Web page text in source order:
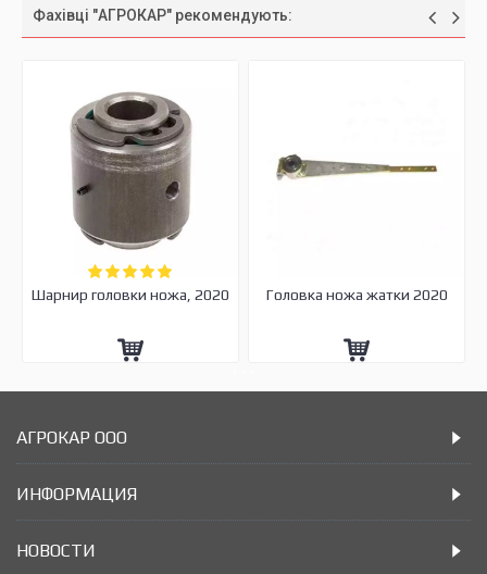
Фахівці "АГРОКАР" рекомендують:
Шарнир головки ножа, 2020 Головка ножа жатки 2020
АГРОКАР ООО
ИНФОРМАЦИЯ
НОВОСТИ